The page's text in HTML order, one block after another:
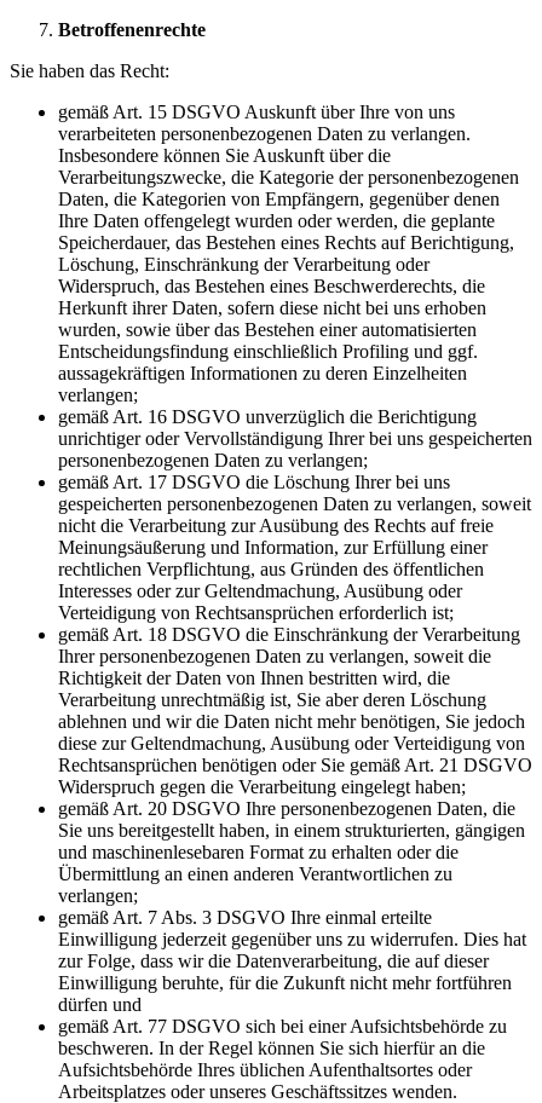
Betroffenenrechte
Sie haben das Recht:
gemäß Art. 15 DSGVO Auskunft über Ihre von uns
verarbeiteten personenbezogenen Daten zu verlangen.
Insbesondere können Sie Auskunft über die
Verarbeitungszwecke, die Kategorie der personenbezogenen
Daten, die Kategorien von Empfängern, gegenüber denen
Ihre Daten offengelegt wurden oder werden, die geplante
Speicherdauer, das Bestehen eines Rechts auf Berichtigung,
Löschung, Einschränkung der Verarbeitung oder
Widerspruch, das Bestehen eines Beschwerderechts, die
Herkunft ihrer Daten, sofern diese nicht bei uns erhoben
wurden, sowie über das Bestehen einer automatisierten
Entscheidungsfindung einschließlich Profiling und ggf.
aussagekräftigen Informationen zu deren Einzelheiten
verlangen;
gemäß Art. 16 DSGVO unverzüglich die Berichtigung
unrichtiger oder Vervollständigung Ihrer bei uns gespeicherten
personenbezogenen Daten zu verlangen;
gemäß Art. 17 DSGVO die Löschung Ihrer bei uns
gespeicherten personenbezogenen Daten zu verlangen, soweit
nicht die Verarbeitung zur Ausübung des Rechts auf freie
Meinungsäußerung und Information, zur Erfüllung einer
rechtlichen Verpflichtung, aus Gründen des öffentlichen
Interesses oder zur Geltendmachung, Ausübung oder
Verteidigung von Rechtsansprüchen erforderlich ist;
gemäß Art. 18 DSGVO die Einschränkung der Verarbeitung
Ihrer personenbezogenen Daten zu verlangen, soweit die
Richtigkeit der Daten von Ihnen bestritten wird, die
Verarbeitung unrechtmäßig ist, Sie aber deren Löschung
ablehnen und wir die Daten nicht mehr benötigen, Sie jedoch
diese zur Geltendmachung, Ausübung oder Verteidigung von
Rechtsansprüchen benötigen oder Sie gemäß Art. 21 DSGVO
Widerspruch gegen die Verarbeitung eingelegt haben;
gemäß Art. 20 DSGVO Ihre personenbezogenen Daten, die
Sie uns bereitgestellt haben, in einem strukturierten, gängigen
und maschinenlesebaren Format zu erhalten oder die
Übermittlung an einen anderen Verantwortlichen zu
verlangen;
gemäß Art. 7 Abs. 3 DSGVO Ihre einmal erteilte
Einwilligung jederzeit gegenüber uns zu widerrufen. Dies hat
zur Folge, dass wir die Datenverarbeitung, die auf dieser
Einwilligung beruhte, für die Zukunft nicht mehr fortführen
dürfen und
gemäß Art. 77 DSGVO sich bei einer Aufsichtsbehörde zu
beschweren. In der Regel können Sie sich hierfür an die
Aufsichtsbehörde Ihres üblichen Aufenthaltsortes oder
Arbeitsplatzes oder unseres Geschäftssitzes wenden.